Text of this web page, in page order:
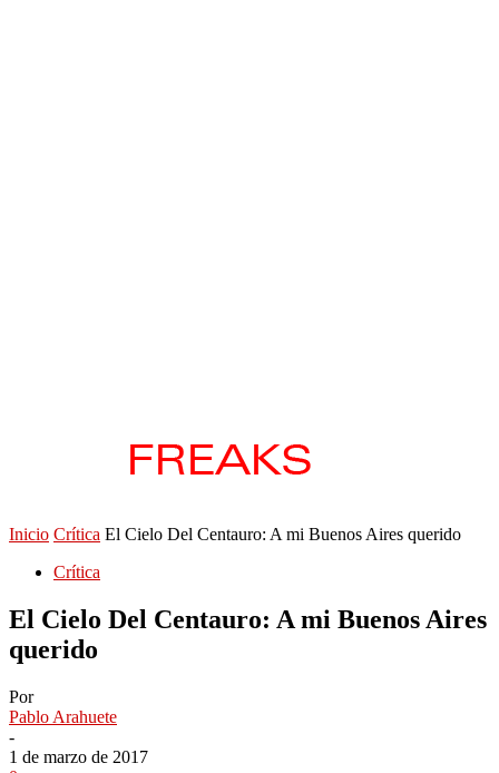
Inicio Crítica El Cielo Del Centauro: A mi Buenos Aires querido
Crítica
El Cielo Del Centauro: A mi Buenos Aires
querido
Por
Pablo Arahuete
-
1 de marzo de 2017